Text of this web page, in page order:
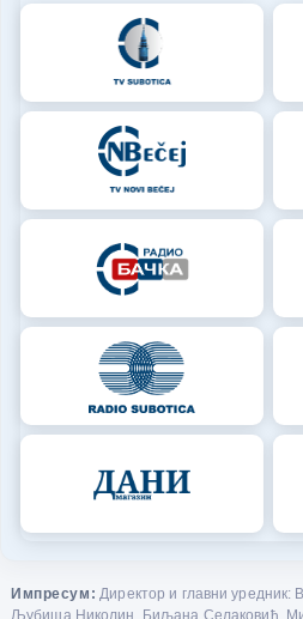
Импресум: Директор и главни уредник:
Љубиша Николин, Биљана Селаковић,